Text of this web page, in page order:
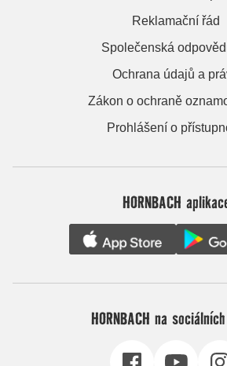
Reklamační řád
Společenská
Ochrana údajů a
Zákon o ochraně
Prohlášení o
HORNBACH
HORNBACH na